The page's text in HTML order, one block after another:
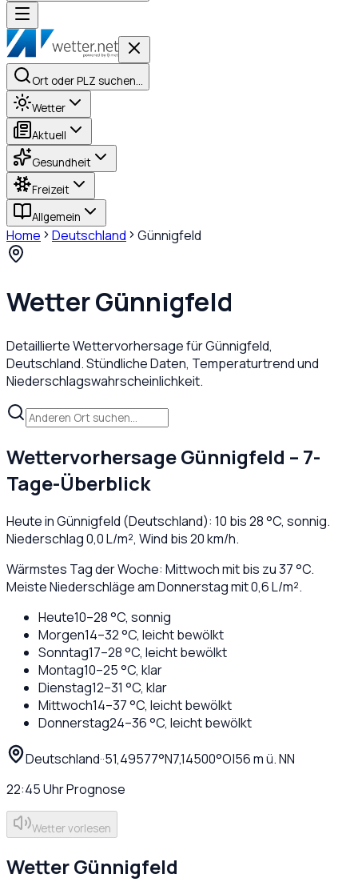
Ort oder PLZ suchen…
Wetter
Aktuell
Gesundheit
Freizeit
Allgemein
Home Deutschland Günnigfeld
WetterGünnigfeld
Detaillierte Wettervorhersage fürGünnigfeld,
Deutschland. Stündliche Daten, Temperaturtrend und
Niederschlagswahrscheinlichkeit.
WettervorhersageGünnigfeld – 7-
Tage-Überblick
Heute inGünnigfeld (Deutschland): 10 bis28°C, sonnig.
Niederschlag0,0L/m², Wind bis20km/h.
Wärmstes Tag der Woche: Mittwoch mit bis zu 37 °C.
Meiste Niederschläge am Donnerstag mit 0,6 L/m².
Heute10–28°C, sonnig
Morgen14–32°C, leicht bewölkt
Sonntag17–28°C, leicht bewölkt
Montag10–25°C, klar
Dienstag12–31 °C, klar
Mittwoch14–37°C, leicht bewölkt
Donnerstag24–36°C, leicht bewölkt
Deutschland··51,49577°N7,14500°O|56m ü. NN
22:45UhrPrognose
Wetter vorlesen
WetterGünnigfeld